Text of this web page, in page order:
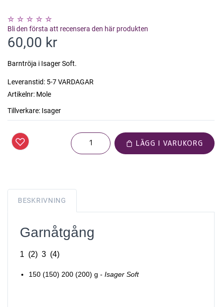
Bli den första att recensera den här produkten
60,00 kr
Barntröja i Isager Soft.
Leveranstid: 5-7 VARDAGAR
Artikelnr: Mole
Tillverkare: Isager
LÄGG I VARUKORG
BESKRIVNING
Garnåtgång
1 (2) 3 (4)
150 (150) 200 (200) g - Isager Soft